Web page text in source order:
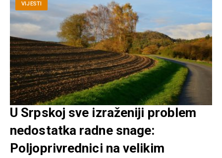
VIJESTI
U Srpskoj sve izraženiji problem
nedostatka radne snage:
Poljoprivrednici na velikim